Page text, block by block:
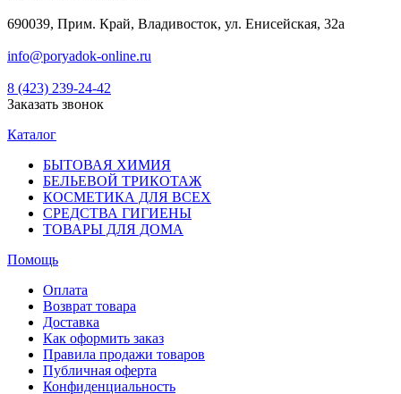
690039, Прим. Край, Владивосток, ул. Енисейская, 32а
info@poryadok-online.ru
8 (423) 239-24-42
Заказать звонок
Каталог
БЫТОВАЯ ХИМИЯ
БЕЛЬЕВОЙ ТРИКОТАЖ
КОСМЕТИКА ДЛЯ ВСЕХ
СРЕДСТВА ГИГИЕНЫ
ТОВАРЫ ДЛЯ ДОМА
Помощь
Оплата
Возврат товара
Доставка
Как оформить заказ
Правила продажи товаров
Публичная оферта
Конфиденциальность